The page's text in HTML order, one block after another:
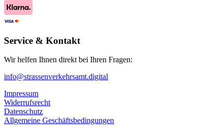
Service & Kontakt
Wir helfen Ihnen direkt bei Ihren Fragen:
info@strassenverkehrsamt.digital
Impressum
Widerrufsrecht
Datenschutz
Allgemeine Geschäftsbedingungen